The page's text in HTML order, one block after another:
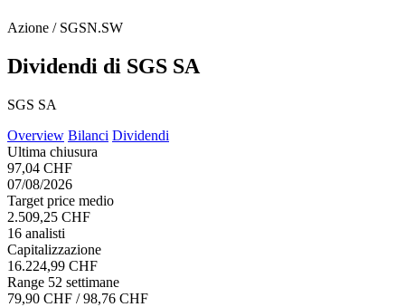
Azione / SGSN.SW
Dividendi di SGS SA
SGS SA
Overview Bilanci Dividendi
Ultima chiusura
97,04 CHF
07/08/2026
Target price medio
2.509,25 CHF
16 analisti
Capitalizzazione
16.224,99 CHF
Range 52 settimane
79,90 CHF / 98,76 CHF